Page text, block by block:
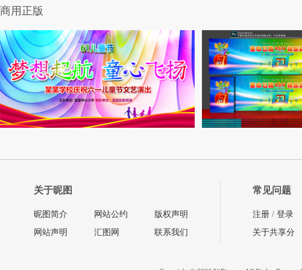
商用正版
关于昵图
昵图简介
网站声明
网站公约
汇图网
版权声明
联系我们
常见问题
注册 / 登录
关于共享分